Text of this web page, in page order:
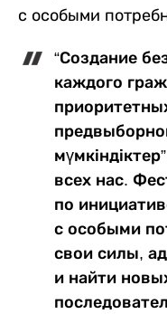
с особыми
“Создание
каждого
всех нас.
по
с особыми
свои силы,
и найти